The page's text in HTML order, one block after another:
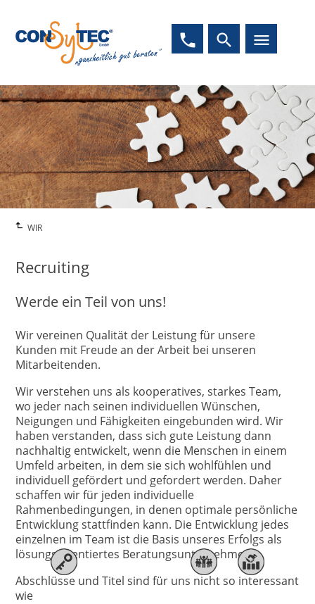
phone search menu
WIR
Recruiting
Werde ein Teil von uns!
Wir vereinen Qualität der Leistung für unsere
Kunden mit Freude an der Arbeit bei unseren
Mitarbeitenden.
Wir verstehen uns als kooperatives, starkes Team,
wo jeder nach seinen individuellen Wünschen,
Neigungen und Fähigkeiten eingebunden wird. Wir
haben verstanden, dass sich gute Leistung dann
nachhaltig entwickelt, wenn die Menschen in einem
Umfeld arbeiten, in dem sie sich wohlfühlen und
individuell gefördert und gefordert werden. Daher
schaffen wir für jeden individuelle
Rahmenbedingungen, in denen optimale persönliche
Entwicklung stattfinden kann. Die Entwicklung jedes
einzelnen im Team ist die Basis unseres Erfolgs als
lösungsorientiertes Beratungsunternehmen.
Abschlüsse und Titel sind für uns nicht so interessant
wie